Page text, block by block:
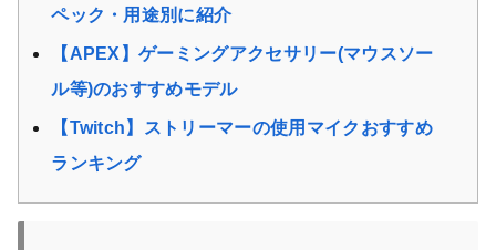
ペック・用途別に紹介
【APEX】ゲーミングアクセサリー(マウスソー
ル等)のおすすめモデル
【Twitch】ストリーマーの使用マイクおすすめ
ランキング